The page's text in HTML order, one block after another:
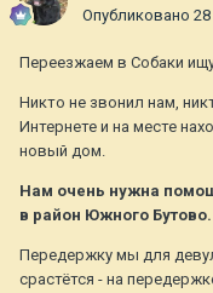
Опубликовано
Переезжаем в Собаки
Никто не звонил нам,
Интернете и на месте
новый дом.
Нам очень нужна
в район Южного Бутово.
Передержку мы для
срастётся - на